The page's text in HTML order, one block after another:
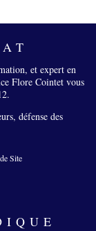
et expert en
Flore Cointet vous
défense des
Site